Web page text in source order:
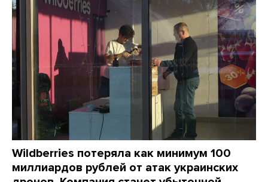
Wildberries потеряла как минимум 100
миллиардов рублей от атак украинских